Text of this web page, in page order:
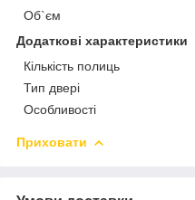
Об`єм
Додаткові характеристики
Кількість полиць
Тип двері
Особливості
Приховати